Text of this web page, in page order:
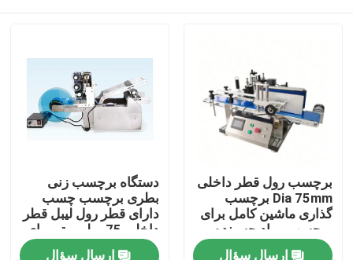
محصولات
درباره ما
برچسب رول قطر داخلی
Dia 75mm برچسب
گذاری ماشین کامل برای
برچسب مواد چسبنده
برچسب گذاری
ارسال سؤال
دستگاه برچسب زنی
بطری برچسب چسب
دارای قطر رول لیبل قطر
داخلی 75 میلی متر برای
اطمینان از تغذیه صاف و
ارسال سؤال